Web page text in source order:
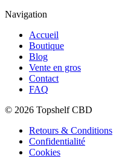
Navigation
Accueil
Boutique
Blog
Vente en gros
Contact
FAQ
© 2026 Topshelf CBD
Retours & Conditions
Confidentialité
Cookies